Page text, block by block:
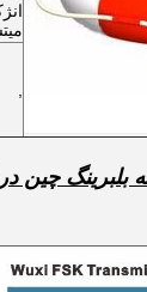
بلبرینگ چین